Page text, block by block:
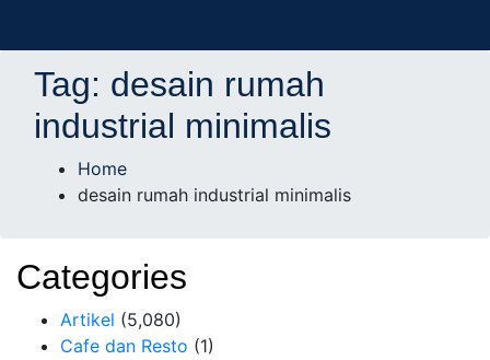
AD Studio – Jasa
Arsitek Profesional
Bersertifikasi
AD Studio – Jasa Arsitek Profesional Bersertifikasi
Tag: desain rumah
industrial minimalis
Home
desain rumah industrial minimalis
Categories
Artikel (5,080)
Cafe dan Resto (1)